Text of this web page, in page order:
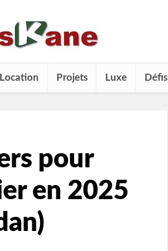
Location Projets Luxe Défis
pour
en 2025